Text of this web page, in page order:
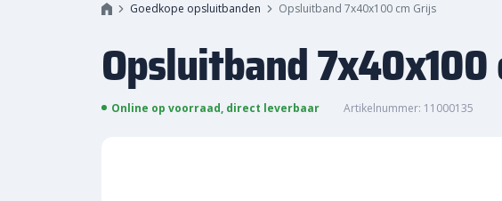
Goedkope opsluitbanden Opsluitband 7x40x100 cm Grijs
Opsluitband 7x40x100
Online op voorraad, direct leverbaar Artikelnummer: 11000135